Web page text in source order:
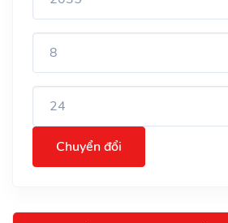
Chuyển đổi